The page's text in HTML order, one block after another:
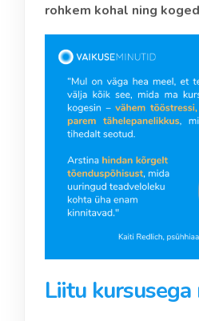
rohkem kohal ning
Liitu